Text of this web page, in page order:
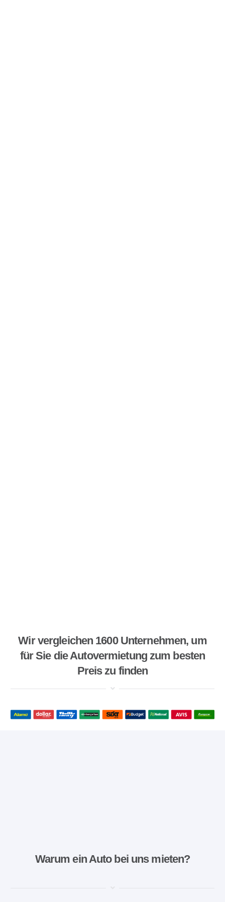
Wir vergleichen 1600 Unternehmen, um
für Sie die Autovermietung zum besten
Preis zu finden
Warum ein Auto bei uns mieten?